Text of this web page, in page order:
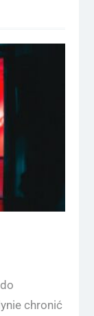
chronić